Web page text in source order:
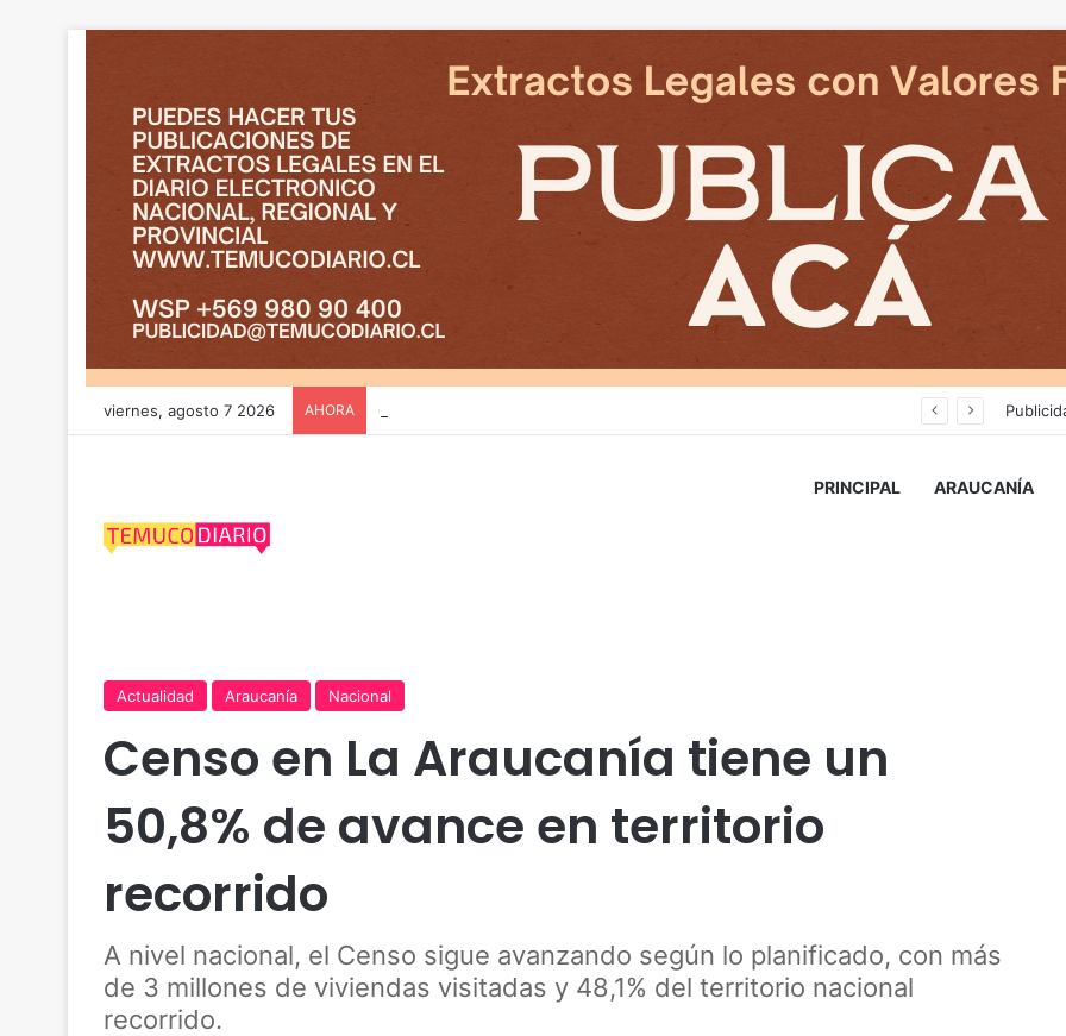
viernes, agosto 7 2026 AHORA
PRINCIPAL ARAUCANÍA
Actualidad Araucanía Nacional
Censo en La Araucanía tiene un
50,8% de avance en territorio
recorrido
A nivel nacional, el Censo sigue avanzando según lo planificado, con más
de 3 millones de viviendas visitadas y 48,1% del territorio nacional
recorrido.